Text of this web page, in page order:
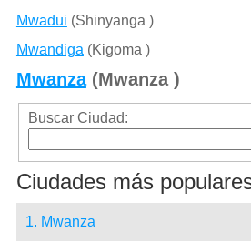
Mwadui (Shinyanga )
Mwandiga (Kigoma )
Mwanza(Mwanza )
Buscar Ciudad:
Ciudades más
1. Mwanza